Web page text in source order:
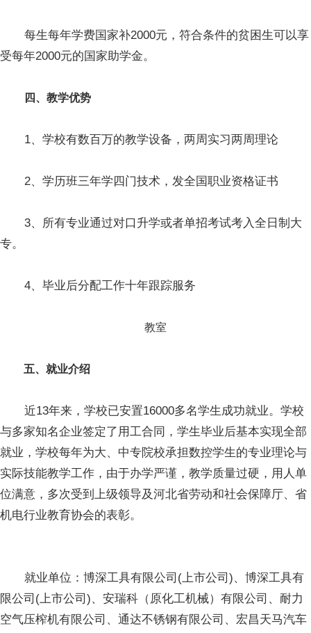
每生每年学费国家补2000元，符合条件的贫困生可以享
受每年2000元的国家助学金。
四、教学优势
1、学校有数百万的教学设备，两周实习两周理论
2、学历班三年学四门技术，发全国职业资格证书
3、所有专业通过对口升学或者单招考试考入全日制大
专。
4、毕业后分配工作十年跟踪服务
教室
五、就业介绍
近13年来，学校已安置16000多名学生成功就业。学校
与多家知名企业签定了用工合同，学生毕业后基本实现全部
就业，学校每年为大、中专院校承担数控学生的专业理论与
实际技能教学工作，由于办学严谨，教学质量过硬，用人单
位满意，多次受到上级领导及河北省劳动和社会保障厅、省
机电行业教育协会的表彰。
就业单位：博深工具有限公司(上市公司)、博深工具有
限公司(上市公司)、安瑞科（原化工机械）有限公司、耐力
空气压榨机有限公司、通达不锈钢有限公司、宏昌天马汽车